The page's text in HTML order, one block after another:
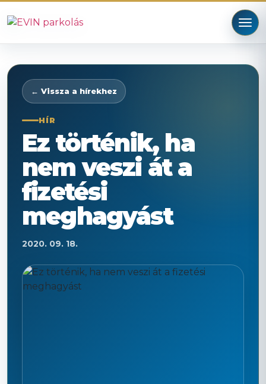
← Vissza a hírekhez
HÍR
Ez történik, ha
nem veszi át a
fizetési
meghagyást
2020. 09. 18.